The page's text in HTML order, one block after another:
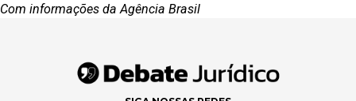
Com informações da Agência Brasil